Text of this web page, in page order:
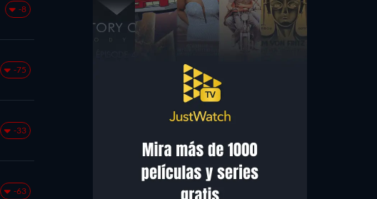
-8
-75
-33
-63